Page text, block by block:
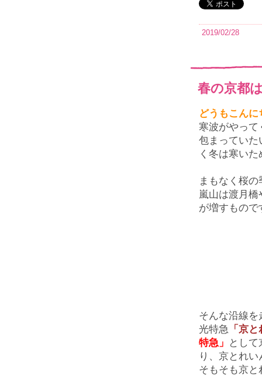
2019/02/28
春の京都
どうもこんに
寒波がやって
包まっていた
く冬は寒い
まもなく桜
嵐山は渡月
が増すもので
そんな沿線
光特急 「京
特急」
とし
り、京とれ
そもそも京